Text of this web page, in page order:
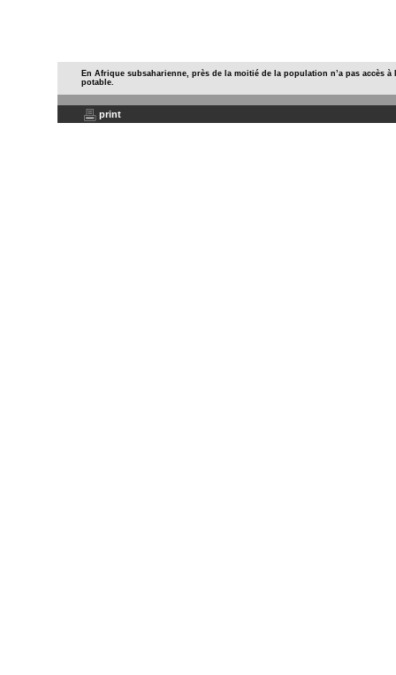
En Afrique subsaharienne, près de la moitié de la population n’a pas accès à
potable.
print